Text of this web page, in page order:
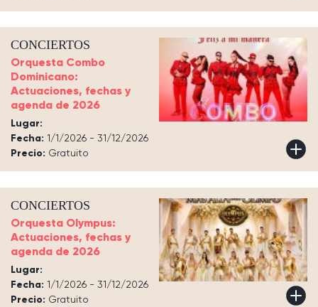
CONCIERTOS
Orquesta Combo
Dominicano:
Actuaciones, fechas y
agenda de 2026
Lugar:
Fecha: 1/1/2026 - 31/12/2026
Precio: Gratuito
CONCIERTOS
Orquesta Olympus:
Actuaciones, fechas y
agenda de 2026
Lugar:
Fecha: 1/1/2026 - 31/12/2026
Precio: Gratuito